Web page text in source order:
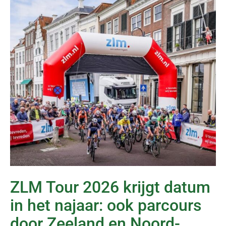
ZLM Tour 2026 krijgt datum
in het najaar: ook parcours